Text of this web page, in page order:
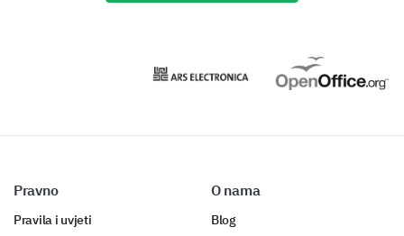
Pravno
Pravila i uvjeti
O nama
Blog